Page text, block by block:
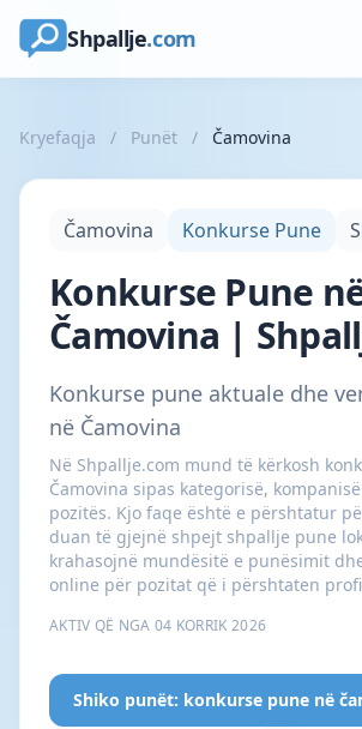
Shpallje.com
Kryefaqja / Punët / Čamovina
Čamovina Konkurse Pune
Konkurse Pune
Čamovina |
Konkurse pune aktuale dhe
në Čamovina
Në Shpallje.com mund të kërkosh
Čamovina sipas kategorisë,
pozitës. Kjo faqe është e përshtatur
duan të gjejnë shpejt shpallje pune
krahasojnë mundësitë e punësimit
online për pozitat që i përshtaten
AKTIV QË NGA 04 KORRIK 2026
Shiko punët: konkurse pune në